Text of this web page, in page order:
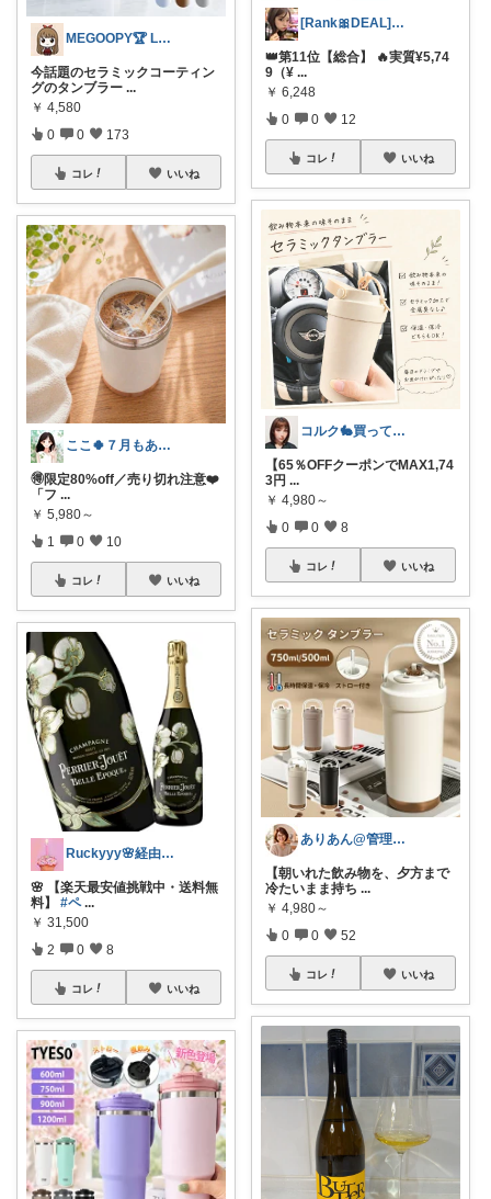
MEGOOPY🏆 LᵒᵛᵉᎽ༠ᐡ❤︎
今話題のセラミックコーティン
グのタンブラー ...
￥ 4,580
0 0 173
コレ いいね
ここ🍀７月もありがとう🍀
🉐限定80%off／売り切れ注意❤️
「フ ...
￥ 5,980～
1 0 10
コレ いいね
Ruckyyy🌸経由感謝🙇‍♀️✨
🌸 【楽天最安値挑戦中・送料無
料】 #ペ ...
￥ 31,500
2 0 8
コレ いいね
[Rank🎀DEAL]毎日コレ＠ano
👑第11位【総合】 🔥実質¥5,74
9（¥ ...
￥ 6,248
0 0 12
コレ いいね
コルク🐇買ってよかった！オリジナル写真
【65％OFFクーポンでMAX1,74
3円 ...
￥ 4,980～
0 0 8
コレ いいね
ありあん@管理職シンママの手間なし生活
【朝いれた飲み物を、夕方まで
冷たいまま持ち ...
￥ 4,980～
0 0 52
コレ いいね